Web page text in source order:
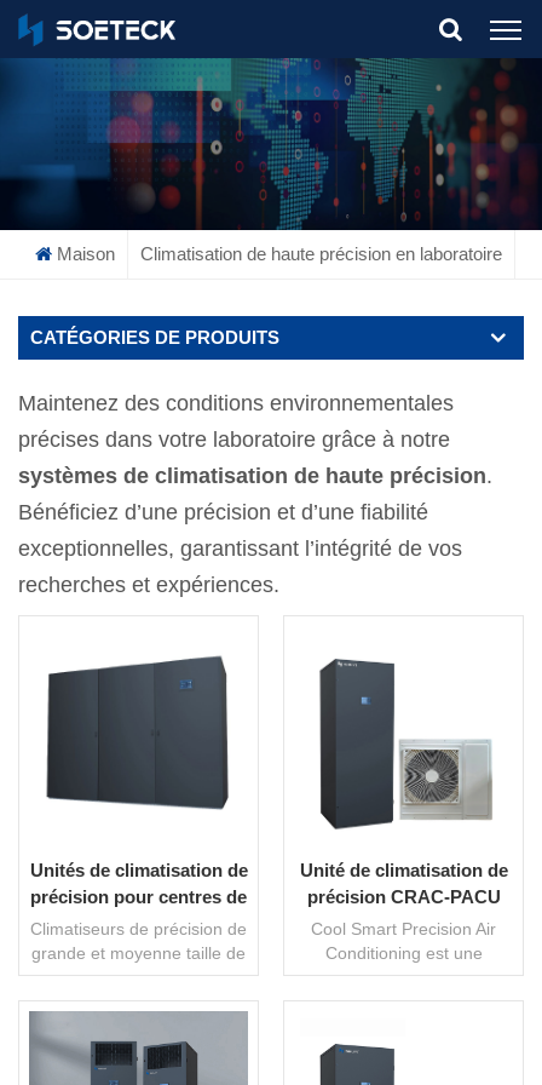
What Are You Looking For?
Maison Climatisation de haute précision en laboratoire
CATÉGORIES DE PRODUITS
Maintenez des conditions environnementales
précises dans votre laboratoire grâce à notre
systèmes de climatisation de haute précision.
Bénéficiez d’une précision et d’une fiabilité
exceptionnelles, garantissant l’intégrité de vos
recherches et expériences.
Unités de climatisation de
précision pour centres de
données
Climatiseurs de précision de
grande et moyenne taille de
la série DataCool adopte
une technologie de pointe
température constante et
d'humidité constante pour
LIRE LA SUITE
Unité de climatisation de
précision CRAC-PACU
Cool Smart Precision Air
Conditioning est une
nouvelle génération d’unités
de climatisation de précision
d’équipement informatique.
Il adopte des technologies
LIRE LA SUITE